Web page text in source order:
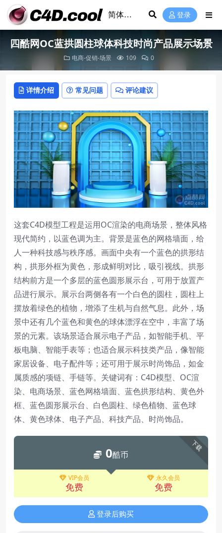
登录
四酷网OC蓝拱圆柱球体科技时尚产品展示场景
电商-促销-场景 109 0
详情介绍 常见问题 评论建议
这套C4D模型工程是运用OC渲染的电商场景，整体风格
现代简约，以蓝色调为主。背景是蓝色的网格墙面，给
人一种科技感与秩序感。画面中央有一个蓝色的拱形结
构，拱形外框为黄色，形成鲜明对比，吸引视线。拱形
结构前方是一个多层的蓝色圆形展示台，可用于放置产
品进行展示。展示台两侧各有一个白色的圆柱，圆柱上
摆放着绿色的植物，增添了生机与自然气息。此外，场
景中还有几个蓝色和黄色的球体漂浮在空中，丰富了场
景的元素。该场景适合展示电子产品，如智能手机、平
板电脑、智能手表等；也适合展示科技类产品，像智能
家居设备、电子配件等；还可用于展示时尚饰品，如金
属质感的项链、手链等。关键词有：C4D模型、OC渲
染、电商场景、蓝色网格墙面、蓝色拱形结构、黄色外
框、蓝色圆形展示台、白色圆柱、绿色植物、蓝色球
体、黄色球体、电子产品、科技产品、时尚饰品。
下载
0酷币
VIP会员
免费
永久会员
免费
登录后购买